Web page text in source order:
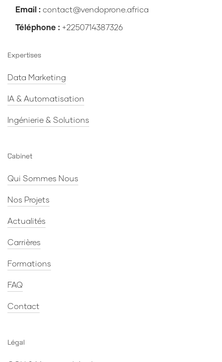
Email : contact@vendoprone.africa
Téléphone : +2250714387326
Expertises
Data Marketing
IA & Automatisation
Ingénierie & Solutions
Cabinet
Qui Sommes Nous
Nos Projets
Actualités
Carrières
Formations
FAQ
Contact
Légal